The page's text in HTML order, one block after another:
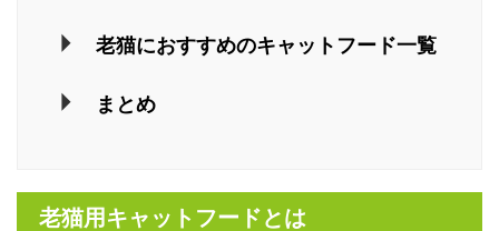
老猫におすすめのキャットフード一覧
まとめ
老猫用キャットフードとは